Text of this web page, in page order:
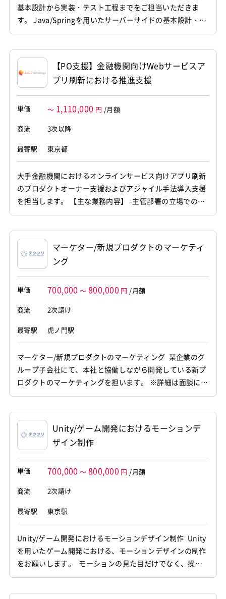
基本設計から実装・テスト工程までをご担当いただきま
す。 Java/Springを用いたサーバーサイドの基本設計・実
装、およびモダンフロントエンド技術を用いた新規画面の
ー双方の領域で能動的に立ち回れる方を求めています。
・給与・労務管理システムにおける基本設計書の作成、詳
細設計および実装・...
【PO支援】金融機関向けWebサービスア
プリ刷新における推進支援
単価 ～ 1,110,000 円 /月額
商流
3次以降
最寄駅 東京都
大手金融機関におけるオンラインサービス向けアプリ刷新
のプロダクトオーナー支援およびアジャイル手法導入支援
を担当します。 【主な業務内容】 -主管部署の立場でのプ
ロダクトオーナー支援 -UIデザインチームとの協業・調整 -
者となるメンバーの伴走支援・育成（コーチング/メンタ
リング）
マーケター/新規プロダクトのマーケティ
ング
単価 700,000 ～ 800,000 円 /月額
商流
2次請け
最寄駅 虎ノ門駅
マーケター/新規プロダクトのマーケティング 某企業のグ
ループ子会社にて、本社と協働しながら開発している新プ
ロダクトのマーケティングを担います。 ※詳細は面談にて
お伝えします。 [関連ワード]フリーランス、案件、エンジ
Unity/ゲーム開発におけるモーションデ
ザイン制作
単価 700,000 ～ 800,000 円 /月額
商流
2次請け
最寄駅 東京駅
Unity/ゲーム開発におけるモーションデザイン制作 Unity
を用いたゲーム開発における、モーションデザインの制作
をお願いします。 モーションの見た目だけでなく、操作
感やテンポも含めた設計や、 実際にUnityを操作して確認